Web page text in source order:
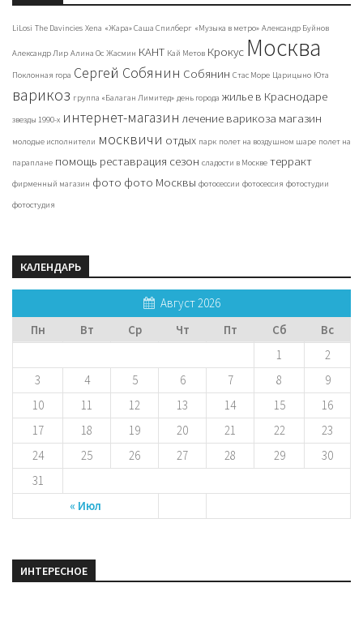
LiLosi The Davincies Xena «Жара» Саша Спилберг «Музыка в метро» Александр Буйнов
Александр Лир Алина Ос Жасмин КАНТ Кай Метов Крокус Москва
Поклонная гора Сергей Собянин Собянин Стас Море Царицыно Юта
варикоз группа «Балаган Лимитед» день города жилье в Краснодаре
звезды 1990-х интернет-магазин лечение варикоза магазин
молодые исполнители москвичи отдых парк полет на воздушном шаре полет на
параплане помощь реставрация сезон сладости в Москве терракт
фирменный магазин фото фото Москвы фотосессии фотосессия фотостудии
фотостудия
КАЛЕНДАРЬ
Август 2026
Пн
Вт Ср Чт Пт Сб Вс
« Июл
1
2
3
4 5 6 7 8
9
10
11 12 13 14 15
16
17
18 19 20 21 22
23
24
25 26 27 28 29
30
31
ИНТЕРЕСНОЕ